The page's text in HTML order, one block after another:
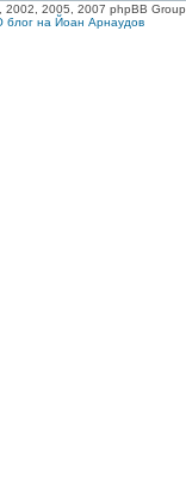
2002, 2005, 2007 phpBB Group
блог на Йоан Арнаудов